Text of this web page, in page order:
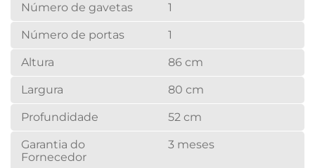
Número de gavetas 1
Número de portas 1
Altura 86 cm
Largura 80 cm
Profundidade 52 cm
Garantia do
Fornecedor
3 meses